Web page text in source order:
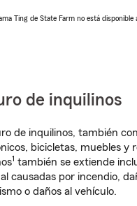
Ting de State Farm no está
de inquilinos
de inquilinos, también
bicicletas, muebles y
1 también se extiende
causadas por incendio,
o daños al vehículo.